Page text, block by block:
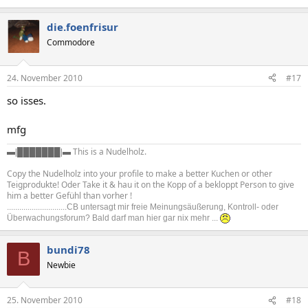
die.foenfrisur
Commodore
24. November 2010 #17
so isses.
mfg
▬| |▬ This is a Nudelholz.
Copy the Nudelholz into your profile to make a better Kuchen or other
Teigprodukte! Oder Take it & hau it on the Kopp of a bekloppt Person to give
him a better Gefühl than vorher !
.............................CB untersagt mir freie Meinungsäußerung, Kontroll- oder
Überwachungsforum? Bald darf man hier gar nix mehr ...
B bundi78
Newbie
25. November 2010 #18